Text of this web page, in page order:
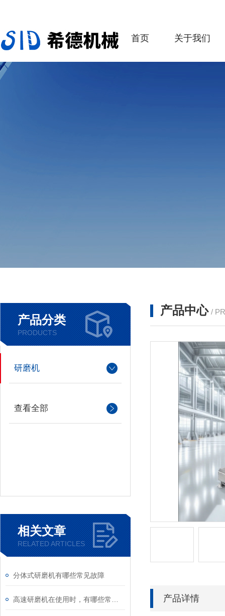
首页 关于我们
产品分类
PRODUCTS
研磨机
查看全部
相关文章
RELATED ARTICLES
分体式研磨机有哪些常见故障
产品中心 /
产品详情